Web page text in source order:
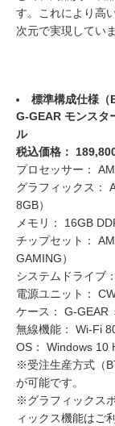
す。これにより高
次元で実現していま
標準構成仕様（
G-GEAR モンスタ
ル
税込価格：
プロセッサー：
グラフィックス：
8GB）
メモリ： 16GB
チップセット：
GAMING）
システムドライブ
電源ユニット：
ケース： G-GEAR
無線機能： Wi-Fi
OS： Windows 10
※受注生産方式（
が可能です。
※グラフィックス
ィックス機能はご